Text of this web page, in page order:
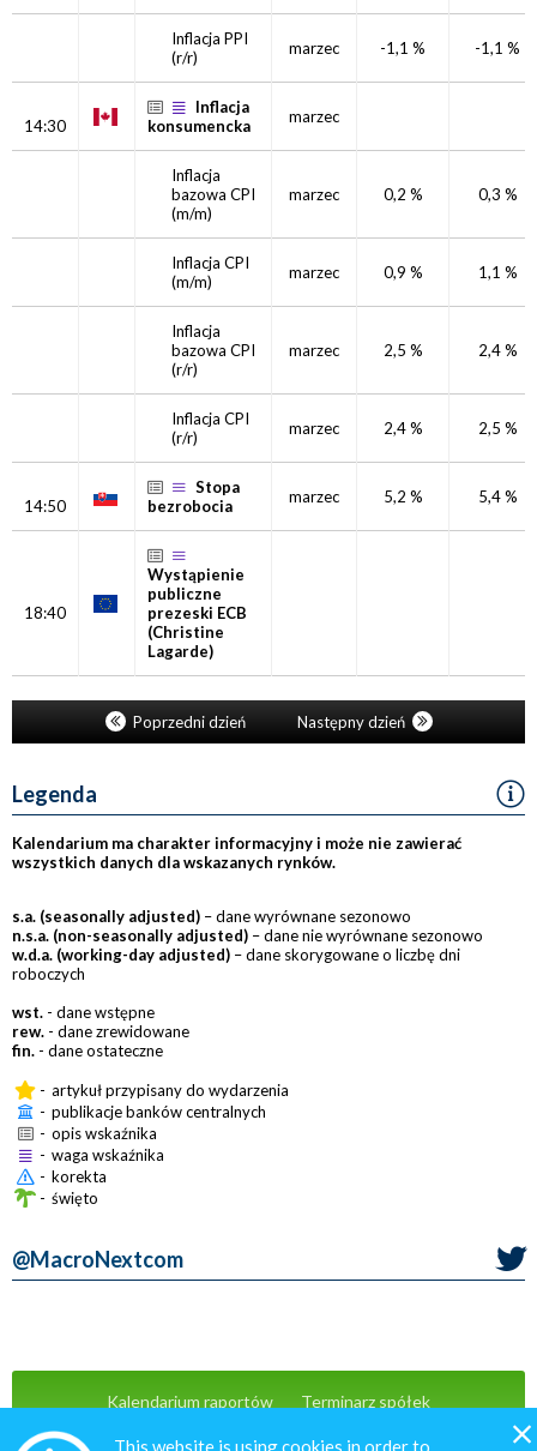
Inflacja PPI
(r/r)
marzec -1,1 % -1,1 %
14:30
Inflacja
konsumencka
marzec
Inflacja
bazowa CPI
(m/m)
marzec 0,2 % 0,3 %
Inflacja CPI
(m/m)
marzec 0,9 % 1,1 %
Inflacja
bazowa CPI
(r/r)
marzec 2,5 % 2,4 %
Inflacja CPI
(r/r)
marzec 2,4 % 2,5 %
14:50
Stopa
bezrobocia
marzec 5,2 % 5,4 %
18:40
Wystąpienie
publiczne
prezeski ECB
(Christine
Lagarde)
Poprzedni dzień Następny dzień
Legenda
Kalendarium ma charakter informacyjny i może nie zawierać
wszystkich danych dla wskazanych rynków.
s.a. (seasonally adjusted) – dane wyrównane sezonowo
n.s.a. (non-seasonally adjusted) – dane nie wyrównane sezonowo
w.d.a. (working-day adjusted) – dane skorygowane o liczbę dni
roboczych
wst. - dane wstępne
rew. - dane zrewidowane
fin. - dane ostateczne
- artykuł przypisany do wydarzenia
- publikacje banków centralnych
- opis wskaźnika
- waga wskaźnika
- korekta
- święto
@MacroNextcom
Kalendarium raportów
Terminarz spółek
This website is using cookies in order to